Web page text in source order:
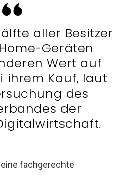
aller Besitzer
Geräten
Wert auf
ihrem Kauf, laut
des
der
fachgerechte